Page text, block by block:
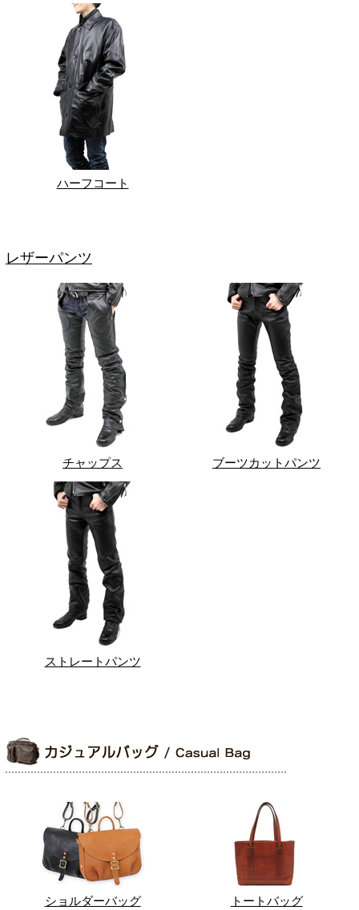
ハーフコート
レザーパンツ
チャップス ブーツカットパンツ
ストレートパンツ
ショルダーバッグ トートバッグ